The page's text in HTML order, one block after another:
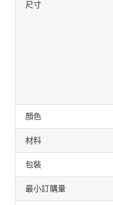
尺寸
顏色
材料
包裝
最小訂購量